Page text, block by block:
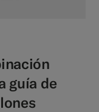
guía de